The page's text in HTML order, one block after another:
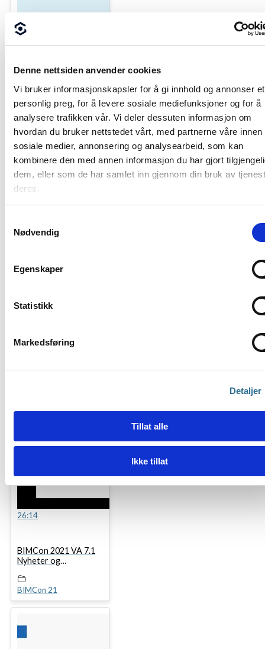
Denne nettsiden anvender cookies
Vi bruker informasjonskapsler for å gi innhold og annonser et
personlig preg, for å levere sosiale mediefunksjoner og for å
analysere trafikken vår. Vi deler dessuten informasjon om
hvordan du bruker nettstedet vårt, med partnerne våre innen
sosiale medier, annonsering og analysearbeid, som kan
kombinere den med annen informasjon du har gjort
dem, eller som de har samlet inn gjennom din bruk av
deres.
Nødvendig
Egenskaper
Statistikk
Markedsføring
Detaljer
Tillat alle
Ikke tillat
BIMCon 2021 VA 7.2
BIMCon 21
26:14
BIMCon 2021 VA 7.1
Nyheter og
CAT VA
BIMCon 21